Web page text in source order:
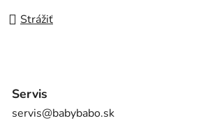
Strážiť
Servis
servis@babybabo.sk